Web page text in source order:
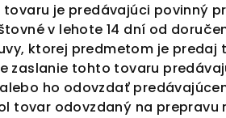
je predávajúci povinný
v lehote 14 dní od
ktorej predmetom je
zaslanie tohto tovaru
ho odovzdať
tovar odovzdaný na